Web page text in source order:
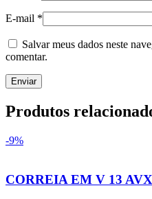
E-mail *
Salvar meus dados neste
comentar.
Produtos
-9%
CORREIA EM V 13